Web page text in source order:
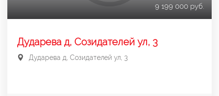
9 199 000 руб.
Дударева д, Созидателей ул, 3
Дударева д, Созидателей ул, 3